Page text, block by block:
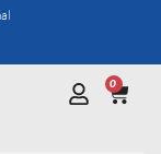
0